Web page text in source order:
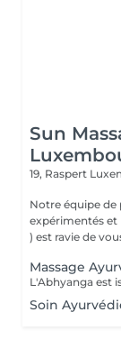
Sun
19, Raspert
Notre équipe de
expérimentés et
) est ravie de
Massage
Soin